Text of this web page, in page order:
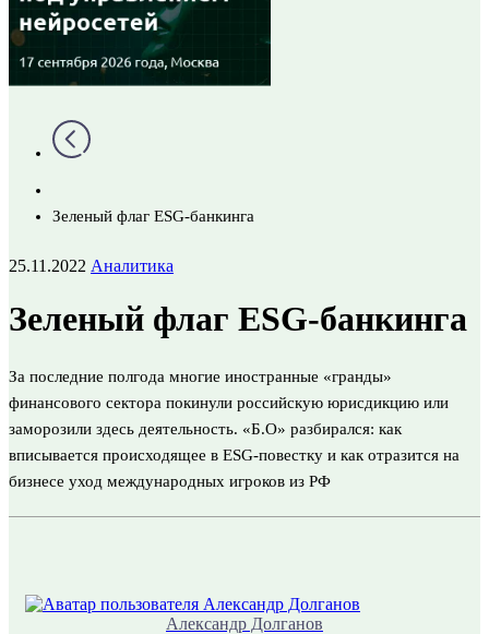
Зеленый флаг ESG-банкинга
25.11.2022 Аналитика
Зеленый флаг ESG-банкинга
За последние полгода многие иностранные «гранды»
финансового сектора покинули российскую юрисдикцию или
заморозили здесь деятельность. «Б.О» разбирался: как
вписывается происходящее в ESG-повестку и как отразится на
бизнесе уход международных игроков из РФ
Александр Долганов